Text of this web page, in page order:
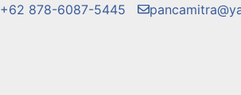
+62 878-6087-5445